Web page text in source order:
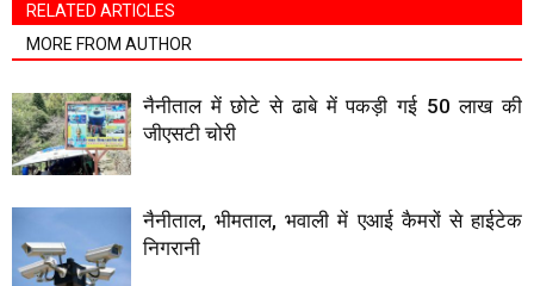
RELATED ARTICLES
MORE FROM AUTHOR
नैनीताल में छोटे से ढाबे में पकड़ी गई 50 लाख की
जीएसटी चोरी
नैनीताल, भीमताल, भवाली में एआई कैमरों से हाईटेक
निगरानी